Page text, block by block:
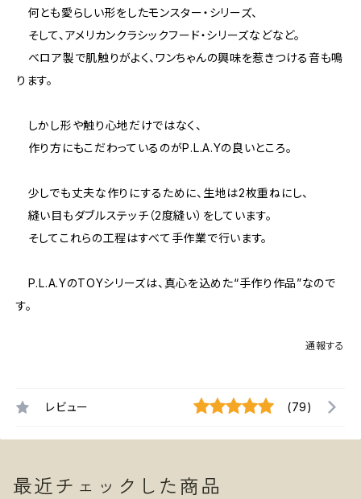
何とも愛らしい形をしたモンスター・シリーズ、
そして、アメリカンクラシックフード・シリーズなどなど。
ベロア製で肌触りがよく、ワンちゃんの興味を惹きつける音も鳴
ります。
しかし形や触り心地だけではなく、
作り方にもこだわっているのがP.L.A.Yの良いところ。
少しでも丈夫な作りにするために、生地は2枚重ねにし、
縫い目もダブルステッチ（2度縫い）をしています。
そしてこれらの工程はすべて手作業で行います。
P.L.A.YのTOYシリーズは、真心を込めた“手作り作品”なので
す。
通報する
レビュー (79)
最近チェックした商品